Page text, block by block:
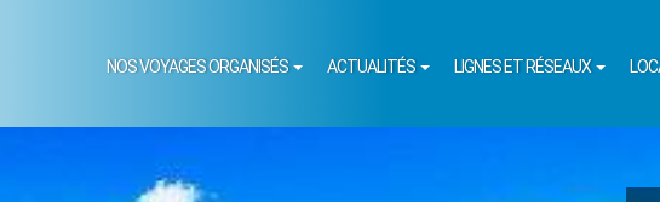
NOS VOYAGES ORGANISÉS ACTUALITÉS LIGNES ET RÉSEAUX